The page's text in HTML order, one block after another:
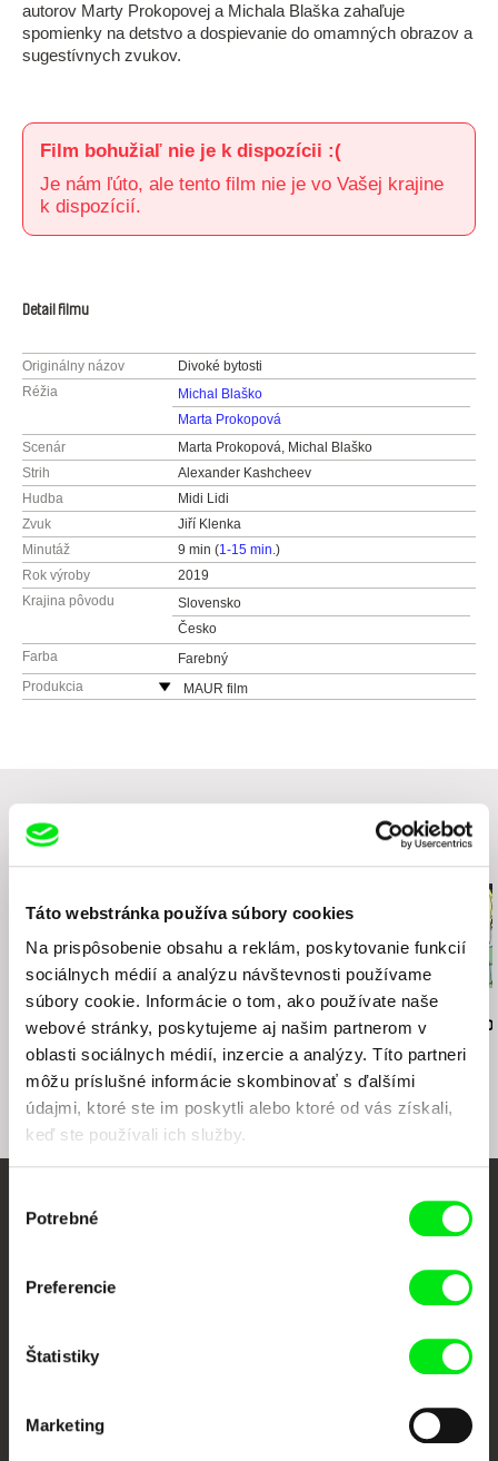
Táto webstránka používa súbory cookies
Na prispôsobenie obsahu a reklám, poskytovanie funkcií
sociálnych médií a analýzu návštevnosti používame
súbory cookie. Informácie o tom, ako používate naše
webové stránky, poskytujeme aj našim partnerom v
oblasti sociálnych médií, inzercie a analýzy. Títo partneri
môžu príslušné informácie skombinovať s ďalšími
údajmi, ktoré ste im poskytli alebo ktoré od vás získali,
keď ste používali ich služby.
súhlasu
Potrebné
Preferencie
Štatistiky
Marketing
autorov Marty Prokopovej a Michala Blaška zahaľuje
spomienky na detstvo a dospievanie do omamných obrazov a
sugestívnych zvukov.
Film bohužiaľ nie je k dispozícii :(
Je nám ľúto, ale tento film nie je vo Vašej krajine
k dispozícií.
Detail filmu
Originálny názov
Divoké bytosti
Réžia
Michal Blaško
Marta Prokopová
Scenár
Marta Prokopová, Michal Blaško
Strih
Alexander Kashcheev
Hudba
Midi Lidi
Zvuk
Jiří Klenka
Minutáž
9 min (1-15 min.)
Rok výroby
2019
Krajina pôvodu
Slovensko
Česko
Farba
Farebný
Produkcia
MAUR film
Anastasiia Falileieva
Zomrela som v Irpini
Osman Cerfon
Aaaa!
Osman Cerfon
Skočím si
Portál DAFilms vznikol vďaka tvorivej spolupráci siedmich významných
európskych festivalov dokumentárneho filmu združených pod Doc Alliance.